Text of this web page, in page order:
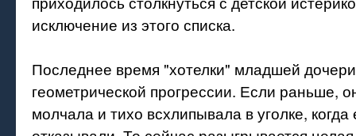
исключение из этого списка.
Последнее время "хотелки" младшей
геометрической прогрессии. Если раньше,
молчала и тихо всхлипывала в уголке,